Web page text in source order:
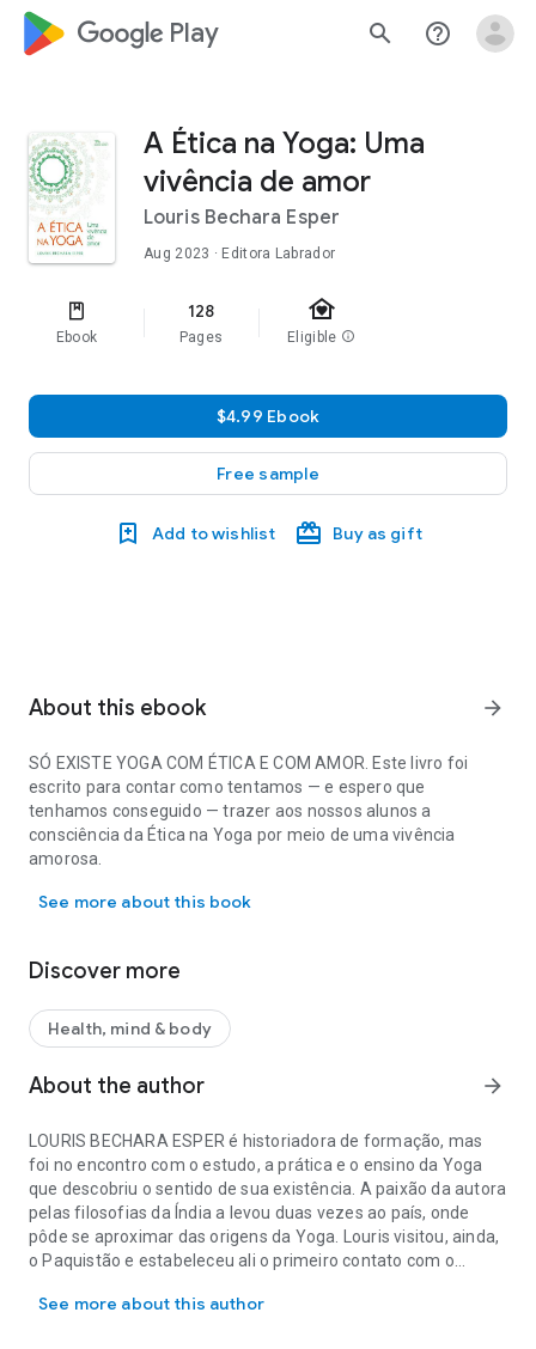
google_logo Play search help_outline
A Ética na Yoga: Uma
vivência de amor
Louris Bechara Esper
Aug 2023 · Editora Labrador
Ebook
128
Pages
family_home
Eligible info
$4.99 Ebook
Free sample
Add to wishlist Buy as gift
About this ebook arrow_forward
SÓ EXISTE YOGA COM ÉTICA E COM AMOR. Este livro foi
escrito para contar como tentamos — e espero que
tenhamos conseguido — trazer aos nossos alunos a
consciência da Ética na Yoga por meio de uma vivência
amorosa.
See more about this book
Discover more
Health, mind & body
About the author arrow_forward
LOURIS BECHARA ESPER é historiadora de formação, mas
foi no encontro com o estudo, a prática e o ensino da Yoga
que descobriu o sentido de sua existência. A paixão da autora
pelas filosofias da Índia a levou duas vezes ao país, onde
pôde se aproximar das origens da Yoga. Louris visitou, ainda,
o Paquistão e estabeleceu ali o primeiro contato com o
espiritual. A escola Tarikat Yoga, nascida em meados da
See more about this author